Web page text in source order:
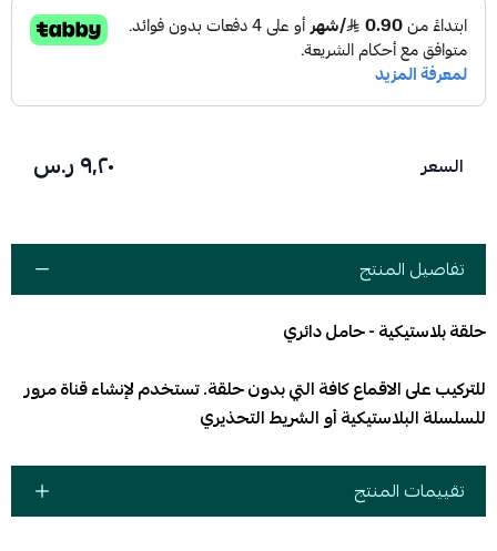
السعر ٩٫٢٠ ر.س
تفاصيل المنتج
حلقة بلاستيكية - حامل دائري
للتركيب علىالاقماع كافة التي بدون حلقة. تستخدم لإنشاء قناة مرور
للسلسلة البلاستيكية أو الشريط التحذيري
تقييمات المنتج